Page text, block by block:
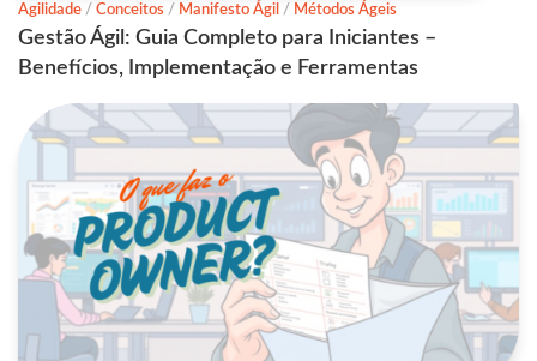
Agilidade / Conceitos / Manifesto Ágil / Métodos Ágeis
Gestão Ágil: Guia Completo para Iniciantes –
Benefícios, Implementação e Ferramentas